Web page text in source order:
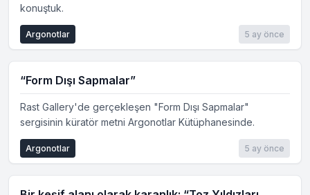
konuştuk.
5 ay önce
Argonotlar
“Form Dışı Sapmalar”
Rast Gallery'de gerçekleşen "Form Dışı Sapmalar"
sergisinin küratör metni Argonotlar Kütüphanesinde.
5 ay önce
Argonotlar